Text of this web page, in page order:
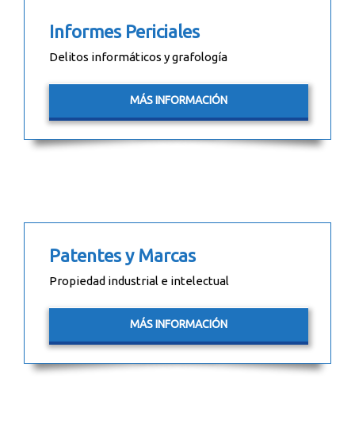
Informes Periciales
Delitos informáticos y grafología
MÁS INFORMACIÓN
Patentes y Marcas
Propiedad industrial e intelectual
MÁS INFORMACIÓN